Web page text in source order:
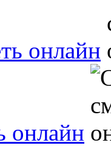
онлайн
онлайн